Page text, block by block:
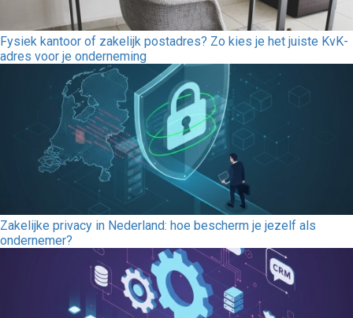
Fysiek kantoor of zakelijk postadres? Zo kies je het juiste KvK-
adres voor je onderneming
Zakelijke privacy in Nederland: hoe bescherm je jezelf als
ondernemer?